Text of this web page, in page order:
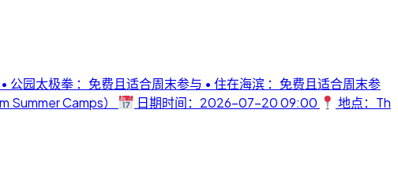
公园太极拳 ：免费且适合周末参与 • 住在海滨 ：免费且适合周末参
Summer Camps） 日期时间：2026-07-20 09:00 地点：Th